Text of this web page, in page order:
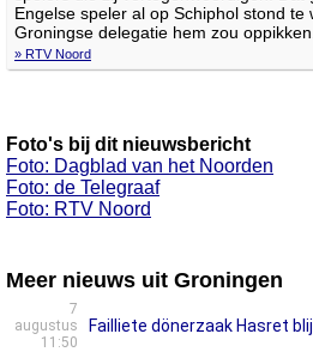
Engelse speler al op Schiphol stond te
Groningse delegatie hem zou oppikken.
» RTV Noord
Foto's bij dit nieuwsbericht
Foto: Dagblad van het Noorden
Foto: de Telegraaf
Foto: RTV Noord
Meer nieuws uit Groningen
7
augustus
11:50
Failliete dönerzaak Hasret